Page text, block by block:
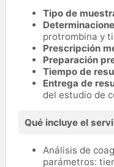
Tipo de
protrombina y
Prescripción
Preparación
Tiempo de
Entrega de
del estudio de
Qué incluye el
Análisis de
parámetros: